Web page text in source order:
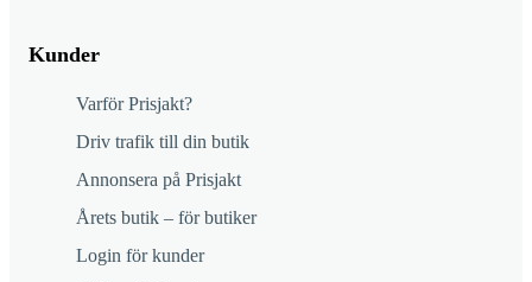
Kunder
Varför Prisjakt?
Driv trafik till din butik
Annonsera på Prisjakt
Årets butik – för butiker
Login för kunder